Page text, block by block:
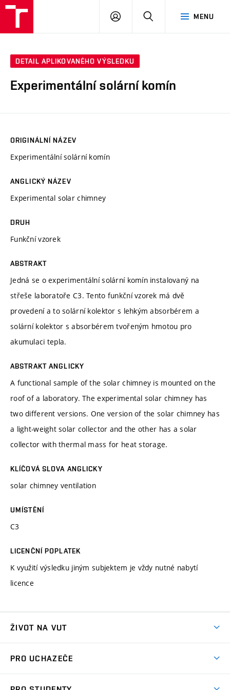
MENU
PŘIHLÁSIT
DETAIL APLIKOVANÉHO VÝSLEDKU
Experimentální solární komín
ORIGINÁLNÍ NÁZEV
Experimentální solární komín
ANGLICKÝ NÁZEV
Experimental solar chimney
DRUH
Funkční vzorek
ABSTRAKT
Jedná se o experimentální solární komín instalovaný na
střeše laboratoře C3. Tento funkční vzorek má dvě
provedení a to solární kolektor s lehkým absorbérem a
solární kolektor s absorbérem tvořeným hmotou pro
akumulaci tepla.
ABSTRAKT ANGLICKY
A functional sample of the solar chimney is mounted on the
roof of a laboratory. The experimental solar chimney has
two different versions. One version of the solar chimney has
a light-weight solar collector and the other has a solar
collector with thermal mass for heat storage.
KLÍČOVÁ SLOVA ANGLICKY
solar chimney ventilation
UMÍSTĚNÍ
C3
LICENČNÍ POPLATEK
K využití výsledku jiným subjektem je vždy nutné nabytí
licence
ŽIVOT NA VUT
Koleje
PRO UCHAZEČE